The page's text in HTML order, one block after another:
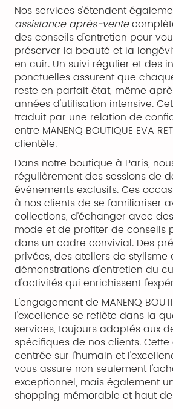
Nos services s'étendent
assistance après-vente
des conseils d'entretien pour
préserver la beauté et la
en cuir. Un suivi régulier et des
ponctuelles assurent que
reste en parfait état, même
années d'utilisation intensive.
traduit par une relation de
entre MANENQ BOUTIQUE EVA
clientèle.
Dans notre boutique à Paris,
régulièrement des sessions de
événements exclusifs. Ces
à nos clients de se familiariser
collections, d'échanger avec
mode et de profiter de conseils
dans un cadre convivial. Des
privées, des ateliers de stylisme
démonstrations d'entretien du
d'activités qui enrichissent
L'engagement de MANENQ
l'excellence se reflète dans la
services, toujours adaptés aux
spécifiques de nos clients.
centrée sur l'humain et
vous assure non seulement
exceptionnel, mais également
shopping mémorable et haut